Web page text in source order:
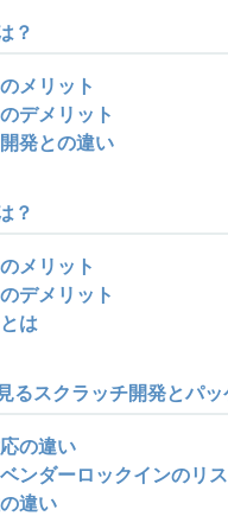
？
メリット
デメリット
発との違い
？
メリット
デメリット
は
るスクラッチ開発とパ
の違い
ンダーロックインのリ
違い